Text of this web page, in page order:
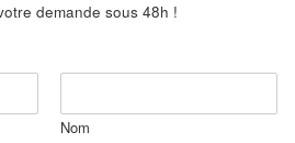
demande sous 48h !
Nom